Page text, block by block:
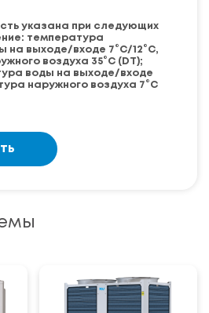
указана при следующих
температура
на выходе/входе 7°C/12°C,
воздуха 35°C (DT);
воды на выходе/входе
наружного воздуха 7°C